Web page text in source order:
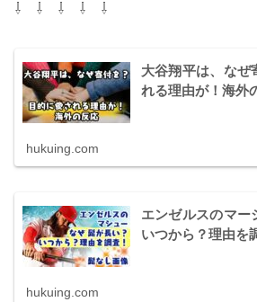
⇩ ⇩ ⇩ ⇩ ⇩
大谷翔平は、なぜ
れる理由が！海外
hukuing.com
エンゼルスのマー
いつから？理由を
hukuing.com